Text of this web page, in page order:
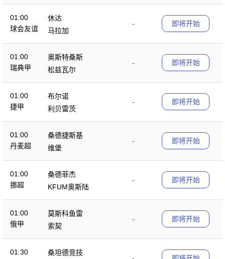
01:00
球会友谊
休达
-
马拉加
即将开始
01:00
瑞典甲
奥斯特桑斯
-
松兹瓦尔
即将开始
01:00
捷甲
布尔诺
-
利贝雷茨
即将开始
01:00
丹麦超
桑德捷斯基
-
维堡
即将开始
01:00
挪超
桑德菲杰
-
KFUM奥斯陆
即将开始
01:00
俄甲
莫斯科鱼雷
-
索契
即将开始
01:30
桑坦德竞技